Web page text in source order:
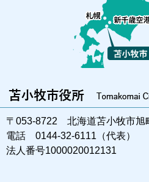
〒053-8722 北海道苫小牧市旭
電話 0144-32-6111（代表）
法人番号1000020012131